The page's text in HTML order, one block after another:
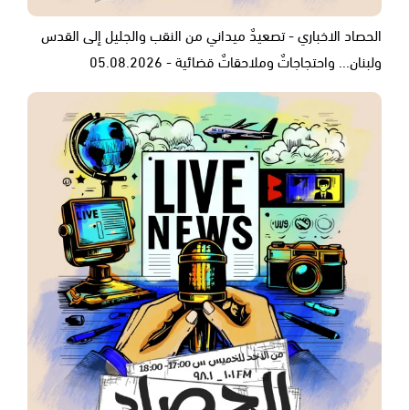
الحصاد الاخباري - تصعيدٌ ميداني من النقب والجليل إلى القدس
ولبنان... واحتجاجاتٌ وملاحقاتٌ قضائية - 05.08.2026